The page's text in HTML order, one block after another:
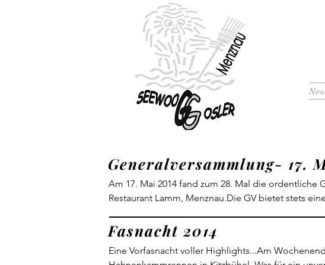
Generalversammlung- 17.
Am 17. Mai 2014 fand zum 28. Mal die ordentliche
Restaurant Lamm, Menznau.Die GV bietet stets
Geschichte nochmals neu aufleben und
Jahren als Präsident sein Amt ab. Unser
bisheriges Amt wird durch Sandro Bühler besetzt.
Fasnacht 2014
Eine Vorfasnacht voller Highlights...Am